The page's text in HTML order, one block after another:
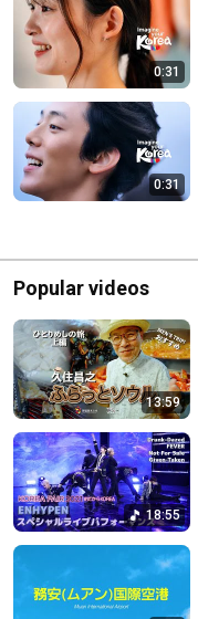
0:31
0:31
Popular videos
13:59
18:55